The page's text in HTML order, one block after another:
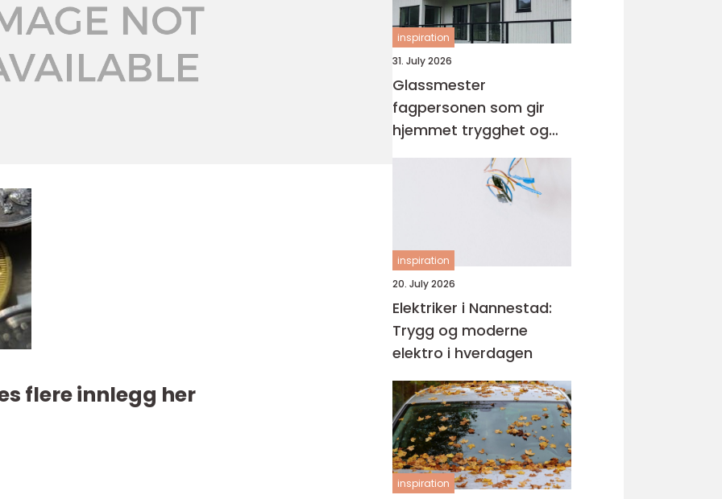
flere innlegg her
inspiration
31. July 2026
Glassmester
fagpersonen som gir
hjemmet trygghet og
lys
inspiration
20. July 2026
Elektriker i Nannestad:
Trygg og moderne
elektro i hverdagen
inspiration